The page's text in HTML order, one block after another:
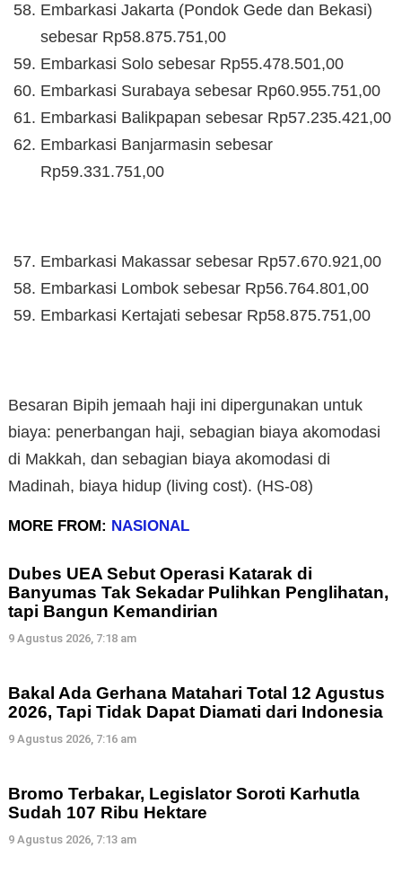
Embarkasi Jakarta (Pondok Gede dan Bekasi)
sebesar Rp58.875.751,00
Embarkasi Solo sebesar Rp55.478.501,00
Embarkasi Surabaya sebesar Rp60.955.751,00
Embarkasi Balikpapan sebesar Rp57.235.421,00
Embarkasi Banjarmasin sebesar
Rp59.331.751,00
Embarkasi Makassar sebesar Rp57.670.921,00
Embarkasi Lombok sebesar Rp56.764.801,00
Embarkasi Kertajati sebesar Rp58.875.751,00
Besaran Bipih jemaah haji ini dipergunakan untuk
biaya: penerbangan haji, sebagian biaya akomodasi
di Makkah, dan sebagian biaya akomodasi di
Madinah, biaya hidup (living cost). (HS-08)
MORE FROM: NASIONAL
Dubes UEA Sebut Operasi Katarak di
Banyumas Tak Sekadar Pulihkan Penglihatan,
tapi Bangun Kemandirian
9 Agustus 2026, 7:18 am
Bakal Ada Gerhana Matahari Total 12 Agustus
2026, Tapi Tidak Dapat Diamati dari Indonesia
9 Agustus 2026, 7:16 am
Bromo Terbakar, Legislator Soroti Karhutla
Sudah 107 Ribu Hektare
9 Agustus 2026, 7:13 am